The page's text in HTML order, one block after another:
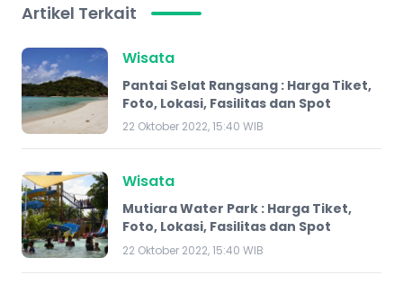
Artikel Terkait
Wisata
Pantai Selat Rangsang : Harga Tiket,
Foto, Lokasi, Fasilitas dan Spot
22 Oktober 2022, 15:40 WIB
Wisata
Mutiara Water Park : Harga Tiket,
Foto, Lokasi, Fasilitas dan Spot
22 Oktober 2022, 15:40 WIB